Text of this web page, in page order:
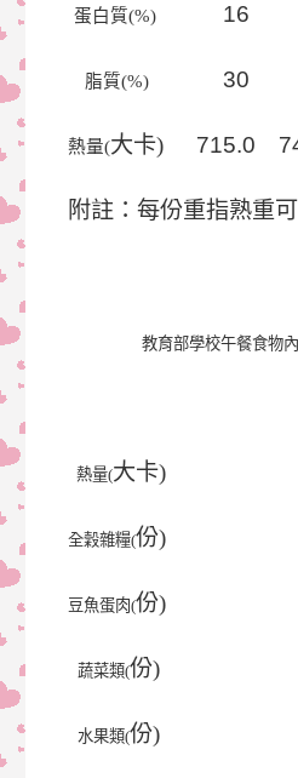
蛋白質(%) 16
脂質(%) 30
熱量(大卡) 715.0
附註：每份重指熟重
教育部學校午餐食物
熱量(大卡)
全穀雜糧(份)
豆魚蛋肉(份)
蔬菜類(份)
水果類(份)